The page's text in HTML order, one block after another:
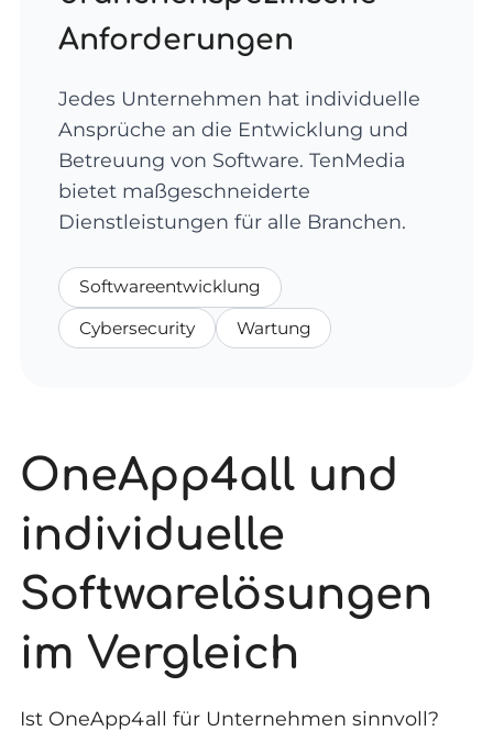
Anforderungen
Jedes Unternehmen hat individuelle
Ansprüche an die Entwicklung und
Betreuung von Software. TenMedia
bietet maßgeschneiderte
Dienstleistungen für alle Branchen.
Softwareentwicklung
Cybersecurity
Wartung
OneApp4all und
individuelle
Softwarelösungen
im Vergleich
Ist OneApp4all für Unternehmen sinnvoll?